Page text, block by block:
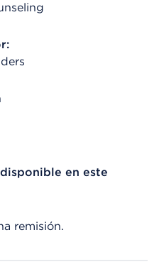
en este
remisión.